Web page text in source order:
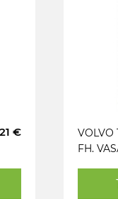
€
VOLVO
FH.